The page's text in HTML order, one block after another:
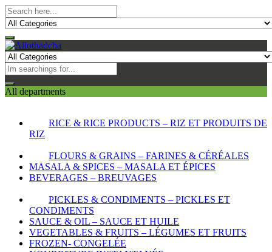
All departments
RICE & RICE PRODUCTS – RIZ ET PRODUITS DE
RIZ
FLOURS & GRAINS – FARINES & CÉRÉALES
MASALA & SPICES – MASALA ET ÉPICES
BEVERAGES – BREUVAGES
PICKLES & CONDIMENTS – PICKLES ET
CONDIMENTS
SAUCE & OIL – SAUCE ET HUILE
VEGETABLES & FRUITS – LÉGUMES ET FRUITS
FROZEN- CONGELÉE